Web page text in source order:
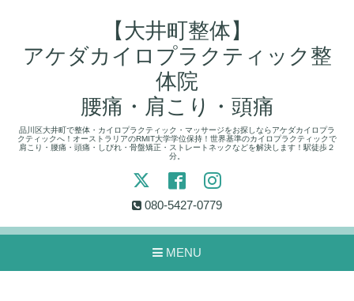
【大井町整体】
アケダカイロプラクティック整
体院
腰痛・肩こり・頭痛
品川区大井町で整体・カイロプラクティック・マッサージをお探しならアケダカイロプラ
クティックへ！オーストラリアのRMIT大学学位保持！世界基準のカイロプラクティックで
肩こり・腰痛・頭痛・しびれ・骨盤矯正・ストレートネックなどを解決します！駅徒歩２
分。
080-5427-0779
MENU